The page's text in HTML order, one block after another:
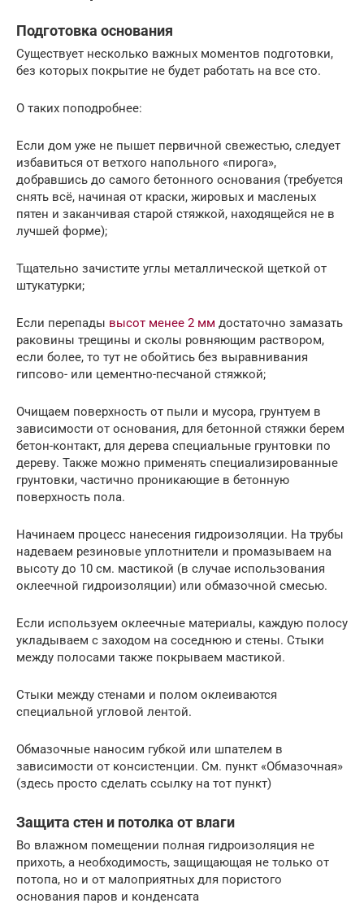
Подготовка основания
Существует несколько важных моментов подготовки,
без которых покрытие не будет работать на все сто.
О таких поподробнее:
Если дом уже не пышет первичной свежестью, следует
избавиться от ветхого напольного «пирога»,
добравшись до самого бетонного основания (требуется
снять всё, начиная от краски, жировых и масленых
пятен и заканчивая старой стяжкой, находящейся не в
лучшей форме);
Тщательно зачистите углы металлической щеткой от
штукатурки;
Если перепады высот менее 2 мм достаточно замазать
раковины трещины и сколы ровняющим раствором,
если более, то тут не обойтись без выравнивания
гипсово- или цементно-песчаной стяжкой;
Очищаем поверхность от пыли и мусора, грунтуем в
зависимости от основания, для бетонной стяжки берем
бетон-контакт, для дерева специальные грунтовки по
дереву. Также можно применять специализированные
грунтовки, частично проникающие в бетонную
поверхность пола.
Начинаем процесс нанесения гидроизоляции. На трубы
надеваем резиновые уплотнители и промазываем на
высоту до 10 см. мастикой (в случае использования
оклеечной гидроизоляции) или обмазочной смесью.
Если используем оклеечные материалы, каждую полосу
укладываем с заходом на соседнюю и стены. Стыки
между полосами также покрываем мастикой.
Стыки между стенами и полом оклеиваются
специальной угловой лентой.
Обмазочные наносим губкой или шпателем в
зависимости от консистенции. См. пункт «Обмазочная»
(здесь просто сделать ссылку на тот пункт)
Защита стен и потолка от влаги
Во влажном помещении полная гидроизоляция не
прихоть, а необходимость, защищающая не только от
потопа, но и от малоприятных для пористого
основания паров и конденсата